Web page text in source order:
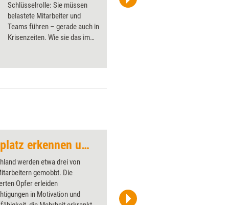
Schlüsselrolle: Sie müssen
belastete Mitarbeiter und
Teams führen – gerade auch in
Krisenzeiten. Wie sie das im
Autoren Mathias Hofmann und
Mobbing am Arbeitsplatz erkennen und verhindern (Trainingskonzept)
werden etwa drei von
gemobbt. Die
Opfer erleiden
in Motivation und